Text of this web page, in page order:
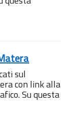
sul
con link alla
Su questa